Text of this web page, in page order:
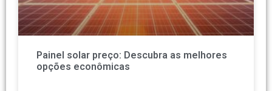
Painel solar preço: Descubra as melhores
opções econômicas